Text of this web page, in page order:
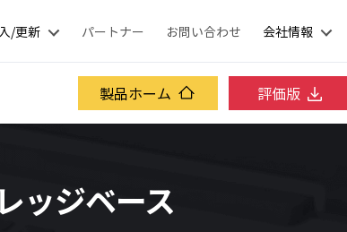
/更新 パートナー お問い合わせ 会社情報
製品ホーム 評価版
ッジベース